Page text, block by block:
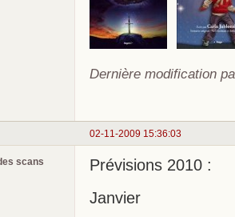
Dernière modification
02-11-2009 15:36:03
scans
Prévisions 2010 :
Janvier